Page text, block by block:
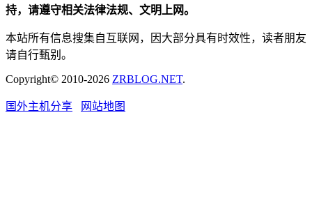
持，请遵守相关法律法规、文明上网。
本站所有信息搜集自互联网，因大部分具有时效性，读者朋友
请自行甄别。
Copyright© 2010-2026 ZRBLOG.NET.
国外主机分享 网站地图